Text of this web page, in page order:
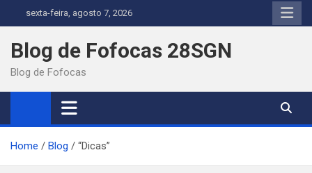
to
content
sexta-feira, agosto 7, 2026
Blog de Fofocas 28SGN
Blog de Fofocas
Home Blog “Dicas”